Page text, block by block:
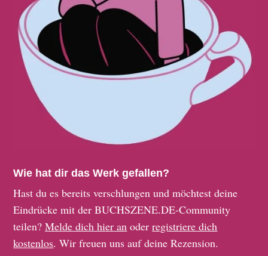
Wie hat dir das Werk gefallen?
Hast du es bereits verschlungen und möchtest deine
Eindrücke mit der BUCHSZENE.DE-Community
teilen?Melde dich hier an oderregistriere dich
kostenlos. Wir freuen uns auf deine Rezension.